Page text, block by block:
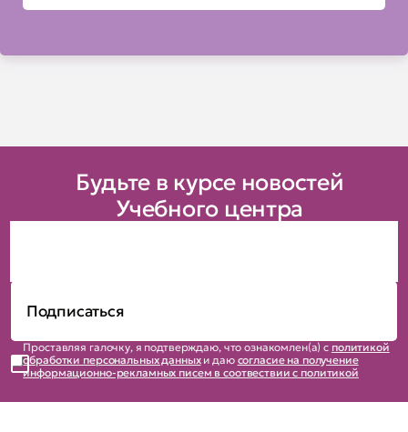
Будьте в курсе новостей
Учебного центра
Проставляя галочку, я подтверждаю, что ознакомлен(а) с политикой
обработки персональных данныхи даю согласие на получение
информационно-рекламных писем в соотвествии с политикой